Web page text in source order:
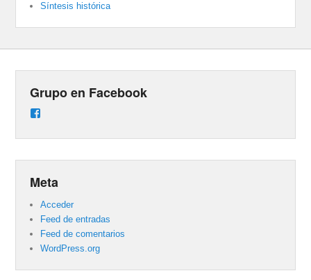
Síntesis histórica
Grupo en Facebook
en
Meta
Acceder
Feed de entradas
Feed de comentarios
WordPress.org